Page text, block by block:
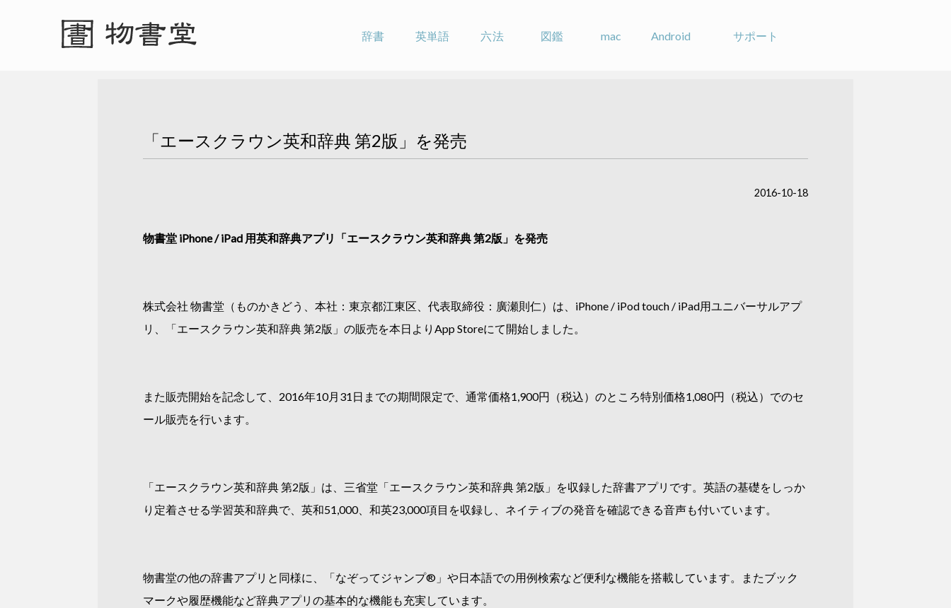
辞書 英単語 六法 図鑑 mac Android サポート
「エースクラウン英和辞典 第2版」を発売
2016-10-18
物書堂 iPhone / iPad 用英和辞典アプリ「エースクラウン英和辞典 第2版」を発売
株式会社 物書堂（ものかきどう、本社：東京都江東区、代表取締役：廣瀬則仁）は、iPhone / iPod touch / iPad用ユニバーサルアプ
リ、「エースクラウン英和辞典 第2版」の販売を本日よりApp Storeにて開始しました。
また販売開始を記念して、2016年10月31日までの期間限定で、通常価格1,900円（税込）のところ特別価格1,080円（税込）でのセ
ール販売を行います。
「エースクラウン英和辞典 第2版」は、三省堂「エースクラウン英和辞典 第2版」を収録した辞書アプリです。英語の基礎をしっか
り定着させる学習英和辞典で、英和51,000、和英23,000項目を収録し、ネイティブの発音を確認できる音声も付いています。
物書堂の他の辞書アプリと同様に、「なぞってジャンプ®」や日本語での用例検索など便利な機能を搭載しています。またブック
マークや履歴機能など辞典アプリの基本的な機能も充実しています。